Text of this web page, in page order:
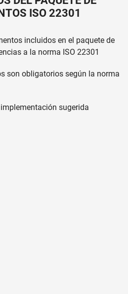
ISO 22301
incluidos en el paquete de
a la norma ISO 22301
son obligatorios según la norma
sugerida